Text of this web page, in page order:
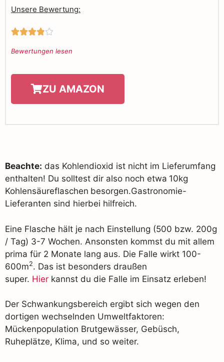
Unsere Bewertung:

Bewertungen lesen
ZU AMAZON
Beachte: das Kohlendioxid ist nicht im Lieferumfang
enthalten! Du solltest dir also noch etwa 10kg
Kohlensäureflaschen besorgen.Gastronomie-
Lieferanten sind hierbei hilfreich.
Eine Flasche hält je nach Einstellung (500 bzw. 200g
/ Tag) 3-7 Wochen. Ansonsten kommst du mit allem
prima für 2 Monate lang aus. Die Falle wirkt 100-
600m2. Das ist besonders draußen
super. Hier kannst du die Falle im Einsatz erleben!
Der Schwankungsbereich ergibt sich wegen den
dortigen wechselnden Umweltfaktoren:
Mückenpopulation Brutgewässer, Gebüsch,
Ruheplätze, Klima, und so weiter.